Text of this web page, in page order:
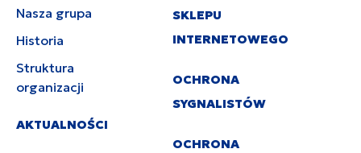
Nasza grupa
Historia
Struktura
organizacji
AKTUALNOŚCI
SKLEPU
INTERNETOWEGO
OCHRONA
SYGNALISTÓW
OCHRONA